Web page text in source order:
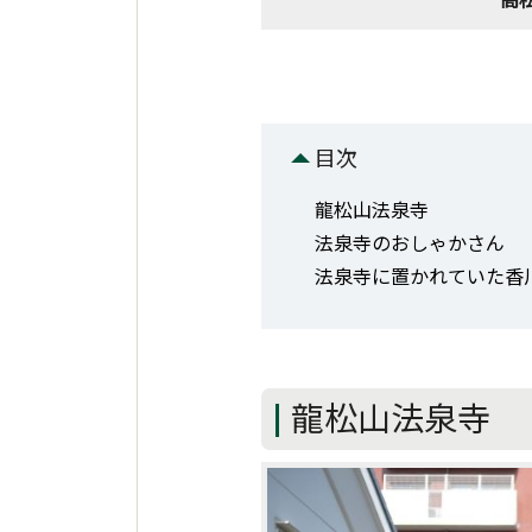
目次
龍松山法泉寺
法泉寺のおしゃかさん
法泉寺に置かれていた香
龍松山法泉寺